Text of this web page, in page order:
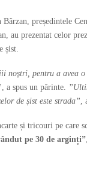
președintele
au prezentat celor
șist.
noștri, pentru a avea
, a spus un părinte.
de șist este strada”,
și tricouri pe care
pe 30 de arginți”,